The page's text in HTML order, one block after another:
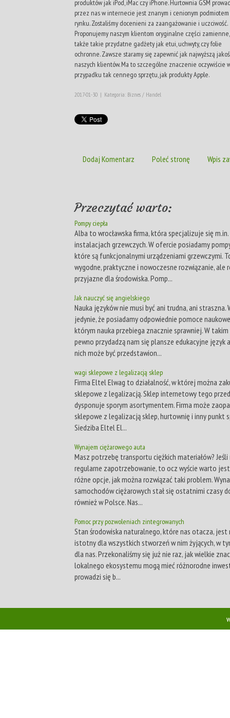
produktów jak iPod, iMac czy iPhone. Hurtownia GSM
przez nas w internecie jest znanym i cenionym
rynku. Zostaliśmy docenieni za zaangażowanie i uczciwość.
Proponujemy naszym klientom oryginalne części
także takie przydatne gadżety jak etui, uchwyty, czy folie
ochronne. Zawsze staramy się zapewnić jak najwyższą
naszych klientów. Ma to szczególne znaczenie oczywiście
przypadku tak cennego sprzętu, jak produkty Apple.
2017-01-30 | Kategoria: Biznes / Handel
Dodaj Komentarz Poleć stronę Wpis
Przeczytać warto:
Pompy ciepła
Alba to wrocławska firma, która specjalizuje się m.in.
instalacjach grzewczych. W ofercie posiadamy
które są funkcjonalnymi urządzeniami grzewczymi.
wygodne, praktyczne i nowoczesne rozwiązanie, ale
przyjazne dla środowiska. Pomp...
Jak nauczyć się angielskiego
Nauka języków nie musi być ani trudna, ani straszna.
jedynie, że posiadamy odpowiednie pomoce
którym nauka przebiega znacznie sprawniej. W
pewno przydadzą nam się plansze edukacyjne język
nich może być przedstawion...
wagi sklepowe z legalizacją sklep
Firma Eltel Elwag to działalność, w której można
sklepowe z legalizacją. Sklep internetowy tego
dysponuje sporym asortymentem. Firma może
sklepowe z legalizacją sklep, hurtownię i inny punkt
Siedziba Eltel El...
Wynajem ciężarowego auta
Masz potrzebę transportu ciężkich materiałów?
regularne zapotrzebowanie, to ocz wyście warto
różne opcje, jak można rozwiązać taki problem.
samochodów ciężarowych stał się ostatnimi czasy
również w Polsce. Nas...
Pomoc przy pozwoleniach zintegrowanych
Stan środowiska naturalnego, które nas otacza, jest
istotny dla wszystkich stworzeń w nim żyjących, w
dla nas. Przekonaliśmy się już nie raz, jak wielkie
lokalnego ekosystemu mogą mieć różnorodne
prowadzi się b...